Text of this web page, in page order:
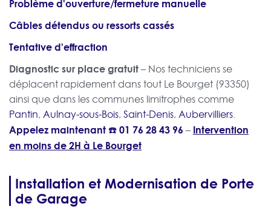
Problème d'ouverture/fermeture manuelle
Câbles détendus ou ressorts cassés
Tentative d'effraction
Diagnostic sur place gratuit– Nos techniciens se
déplacent rapidement dans tout Le Bourget (93350)
ainsi que dans les communes limitrophes comme
Pantin, Aulnay-sous-Bois, Saint-Denis, Aubervilliers.
Appelez maintenant ☎️01 76 28 43 96 – Intervention
en moins de 2H à Le Bourget
Installation et Modernisation de Porte
de Garage